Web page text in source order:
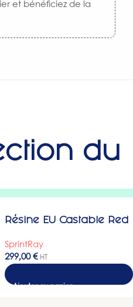
et bénéficiez de la
du
Choix des options
Résine EU Castable Red
SprintRay
299,00 € HT